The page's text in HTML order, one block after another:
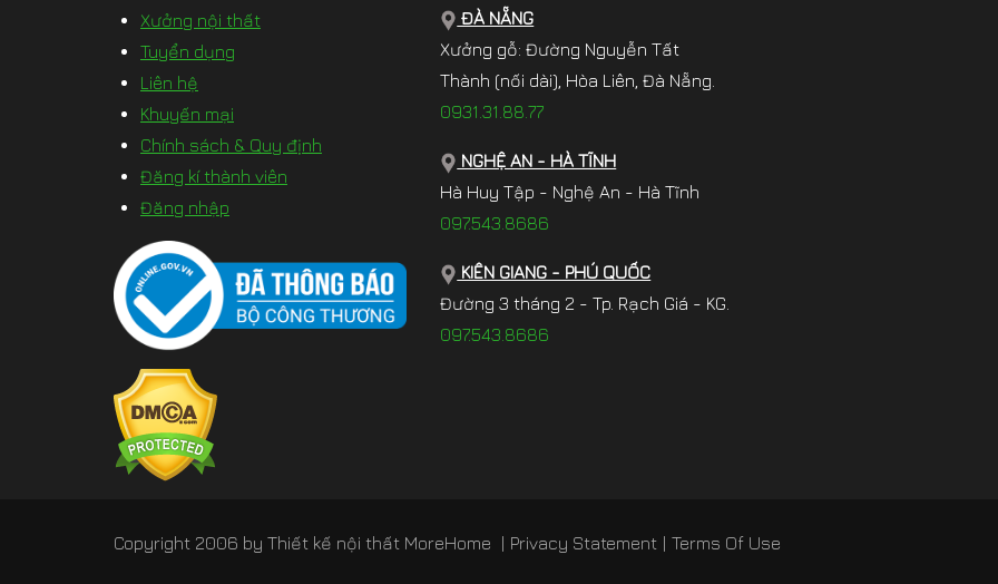
Xưởng nội thất
Tuyển dụng
Liên hệ
Khuyến mại
Chính sách & Quy định
Đăng kí thành viên
Đăng nhập
ĐÀ NẴNG
Xưởng gỗ: Đường Nguyễn Tất
Thành (nối dài), Hòa Liên, Đà Nẵng.
0931.31.88.77
NGHỆ AN - HÀ TĨNH
Hà Huy Tập - Nghệ An - Hà Tĩnh
097.543.8686
KIÊN GIANG - PHÚ QUỐC
Đường 3 tháng 2 - Tp. Rạch Giá - KG.
097.543.8686
Copyright 2006 by Thiết kế nội thất MoreHome | Privacy Statement | Terms Of Use